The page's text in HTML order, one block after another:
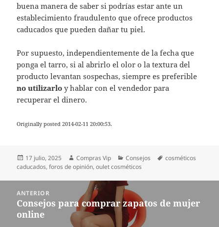
buena manera de saber si podrías estar ante un
establecimiento fraudulento que ofrece productos
caducados que pueden dañar tu piel.
Por supuesto, independientemente de la fecha que
ponga el tarro, si al abrirlo el olor o la textura del
producto levantan sospechas, siempre es preferible
no utilizarlo y hablar con el vendedor para
recuperar el dinero.
Originally posted 2014-02-11 20:00:53.
Publicado
el
17 julio, 2025 Autor
Compras Vip Categorías
Consejos Etiquetas
cosméticos
caducados,foros de opinión,oulet cosméticos
entradas
ANTERIOR
Entrada
anterior:
Consejos para comprar zapatos de mujer
online